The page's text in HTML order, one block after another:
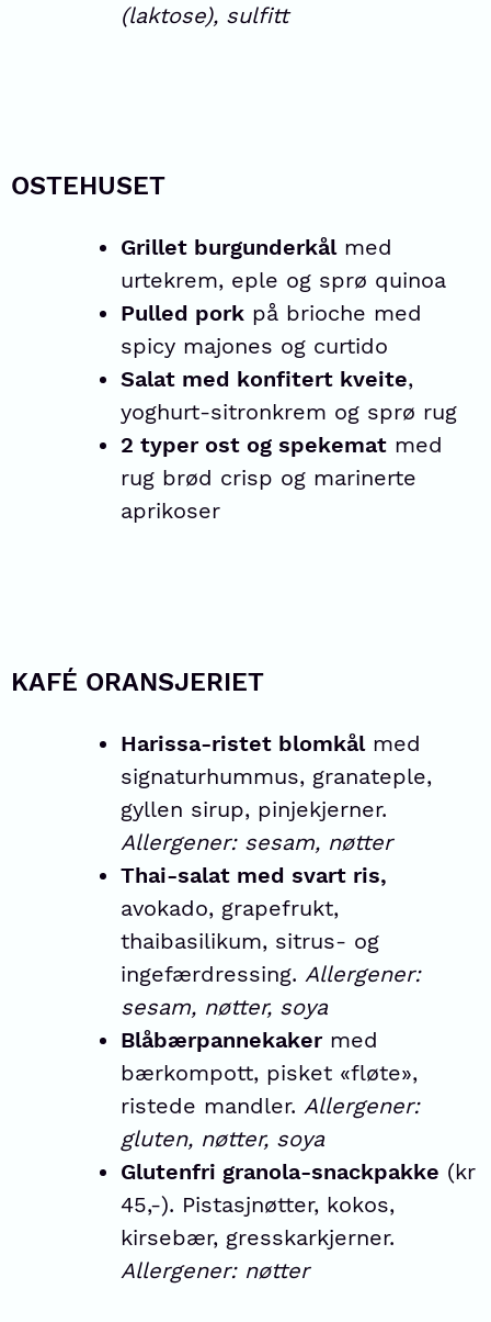
(laktose), sulfitt
OSTEHUSET
Grillet burgunderkålmed
urtekrem, eple og sprø quinoa
Pulled pork på brioche med
spicy majones og curtido
Salat med konfitert kveite,
yoghurt-sitronkrem og sprø rug
2 typer ost og spekemat med
rug brød crisp og marinerte
aprikoser
KAFÉ ORANSJERIET
Harissa-ristet blomkålmed
signaturhummus, granateple,
gyllen sirup, pinjekjerner.
Allergener: sesam, nøtter
Thai-salat med svart ris,
avokado, grapefrukt,
thaibasilikum, sitrus- og
ingefærdressing. Allergener:
sesam, nøtter, soya
Blåbærpannekakermed
bærkompott, pisket «fløte»,
ristede mandler. Allergener:
gluten, nøtter, soya
Glutenfri granola-snackpakke (kr
45,-). Pistasjnøtter, kokos,
kirsebær, gresskarkjerner.
Allergener: nøtter